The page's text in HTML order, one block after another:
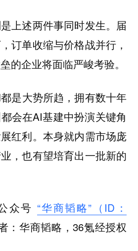
上述两件事同时发生。届
订单收缩与价格战并行，
的企业将面临严峻考验。
是大势所趋，拥有数十年
会在AI基建中扮演关键角
红利。本身就内需市场庞
，也有望培育出一批新的
众号 “华商韬略”（ID：
：华商韬略，36氪经授权